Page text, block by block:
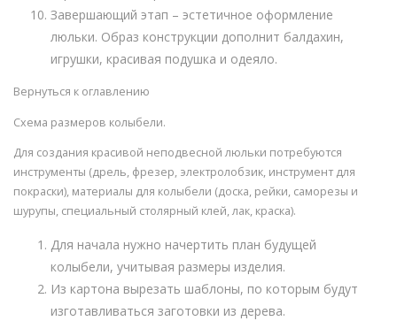
Завершающий этап – эстетичное оформление
люльки. Образ конструкции дополнит балдахин,
игрушки, красивая подушка и одеяло.
Вернуться к оглавлению
Схема размеров колыбели.
Для создания красивой неподвесной люльки потребуются
инструменты (дрель, фрезер, электролобзик, инструмент для
покраски), материалы для колыбели (доска, рейки, саморезы и
шурупы, специальный столярный клей, лак, краска).
Для начала нужно начертить план будущей
колыбели, учитывая размеры изделия.
Из картона вырезать шаблоны, по которым будут
изготавливаться заготовки из дерева.